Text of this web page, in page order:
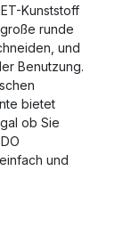
Kunststoff
runde
und
Benutzung.
bietet
ob Sie
und